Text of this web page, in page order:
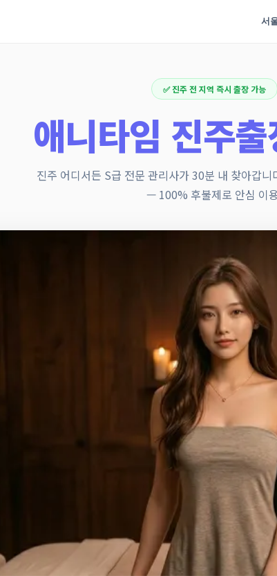
서
✅ 진주 전 지역 즉시 출장 가능
애니타임 진주
진주 어디서든 S급 전문 관리사가 30분 내 찾아갑니
— 100% 후불제로 안심 이